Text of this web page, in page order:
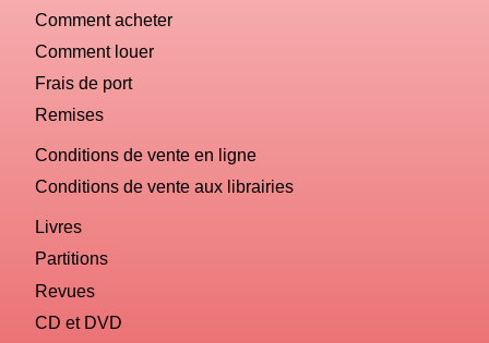
Comment acheter
Comment louer
Frais de port
Remises
Conditions de vente en ligne
Conditions de vente aux librairies
Livres
Partitions
Revues
CD et DVD